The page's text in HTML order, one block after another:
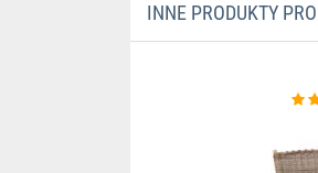
INNE PRODUKTY